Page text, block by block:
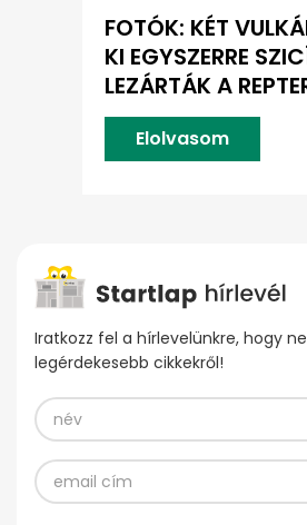
FOTÓK: KÉT
KI EGYSZERRE
LEZÁRTÁK A
Elolvasom
Iratkozz fel a hírlevelünkre, hogy
legérdekesebb cikkekről!